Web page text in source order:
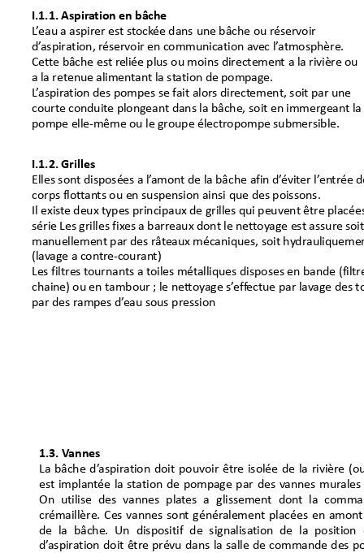
I.1.2.Grilles
Ellessontdisposéesal’amontdelabâche afind’éviterl’entr
corpsflottantsou ensuspensionainsi quedespoissons.
Ilexistedeuxtypesprincipauxde grillesquipeuventêtrepla
sérieLesgrillesfixesabarreauxdontlenettoyageestassure
manuellementpardesrâteauxmécaniques,soithy
(lavageacontre‐courant)
Lesfiltrestournantsatoilesmétalliques disposesenbande (f
chaine)ouen tambour;lenettoyages’effectue parlavagedes
pardesrampesd’eausouspression
I.1.1.Aspirationenbâche
L’eauaaspirereststockéedans unebâche ouréservoir
d’aspiration,réservoirencommunicationavecl’atmosphère.
Cettebâche estreliéeplusoumoinsdirectement alarivièreou
alaretenuealimentantlastationdepompage.
L’aspirationdespompessefaitalorsdirectement,soitparune
courteconduiteplongeantdanslabâche, soitenimmergeantla
pompeelle‐même oulegroupeélectropompesubmersible.
1.3. Vannes
La bâche d’aspiration doit pouvoir être isolée de la rivière
est implantée la station de pompage par des vannes murales
On utilise des vannes plates a glissement dont la
crémaillère. Ces vannes sont généralement placées en
de la bâche. Un dispositif de signalisation de la position
d’aspiration doit être prévu dans la salle de commande des